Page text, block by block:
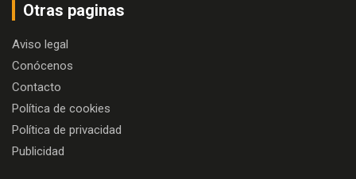
Otras paginas
Aviso legal
Conócenos
Contacto
Política de cookies
Política de privacidad
Publicidad